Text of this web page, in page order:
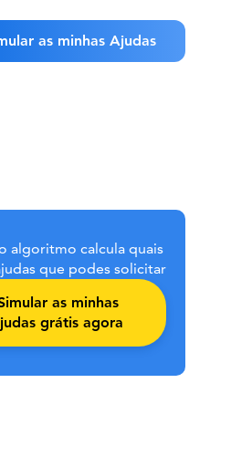
as minhas Ajudas
algoritmo calcula quais
que podes solicitar
as minhas
grátis agora